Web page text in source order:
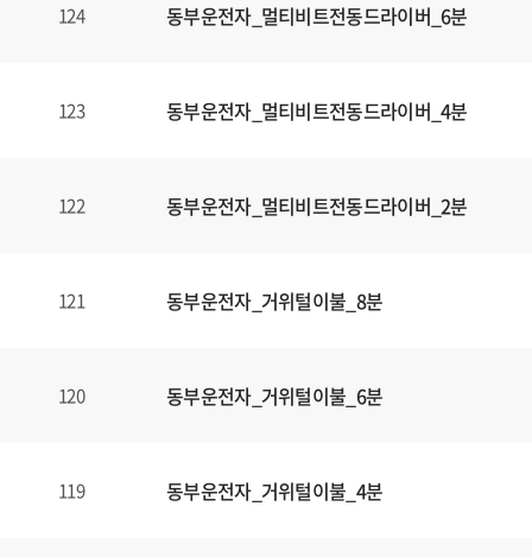
124 동부운전자_멀티비트전동드라이버_6분
123 동부운전자_멀티비트전동드라이버_4분
122 동부운전자_멀티비트전동드라이버_2분
121 동부운전자_거위털이불_8분
120 동부운전자_거위털이불_6분
119 동부운전자_거위털이불_4분